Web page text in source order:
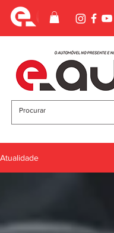
Atualidade